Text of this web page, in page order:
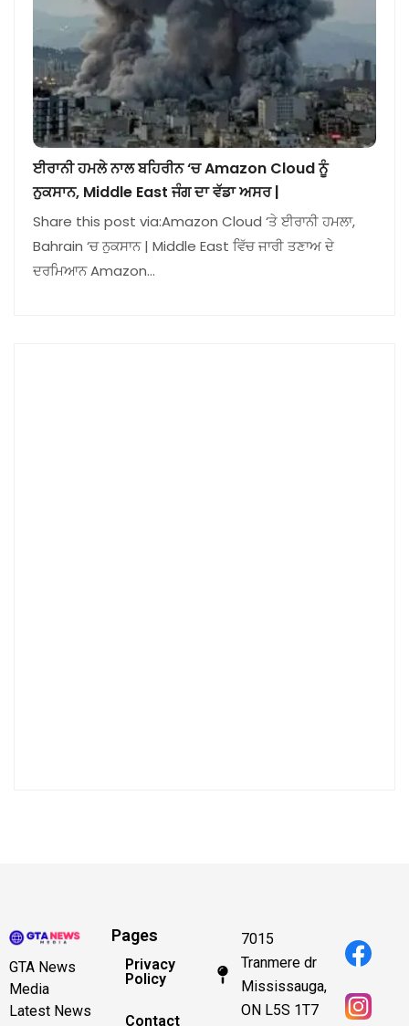
ਈਰਾਨੀ ਹਮਲੇ ਨਾਲ ਬਹਿਰੀਨ ‘ਚ Amazon Cloud ਨੂੰ
ਨੁਕਸਾਨ, Middle East ਜੰਗ ਦਾ ਵੱਡਾ ਅਸਰ |
Share this post via:Amazon Cloud ‘ਤੇ ਈਰਾਨੀ ਹਮਲਾ,
Bahrain ‘ਚ ਨੁਕਸਾਨ | Middle East ਵਿੱਚ ਜਾਰੀ ਤਣਾਅ ਦੇ
ਦਰਮਿਆਨ Amazon…
GTA News
Media
Latest News
Pages
Privacy
Policy
Contact
7015
Tranmere dr
Mississauga,
ON L5S 1T7